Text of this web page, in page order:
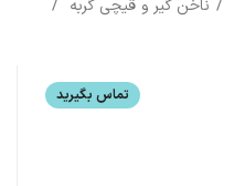
ناخن گیر و قیچی گربه
تماس بگیرید